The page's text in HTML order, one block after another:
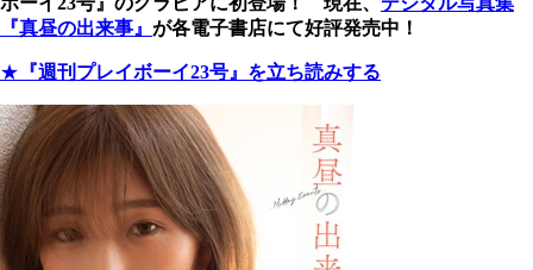
『真昼の出来事』 が各電子書店にて好評発売中！
★ 『週刊プレイボーイ23号』を立ち読みする